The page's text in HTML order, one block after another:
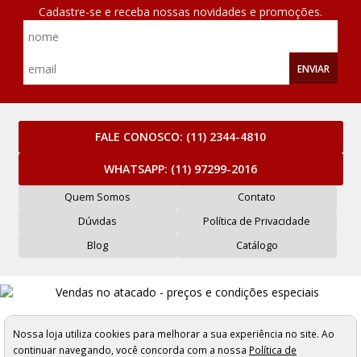
Cadastre-se e receba nossas novidades e promoções.
ENVIAR
FALE CONOSCO: (11) 2344-4810
WHATSAPP: (11) 97299-2016
Quem Somos
Contato
Dúvidas
Política de Privacidade
Blog
Catálogo
Mercantil Maluli Armarinhos e Aviamentos Ltda - CNPJ: 61.263.323/0001-62
Rua Carlos de Sousa Nazaré, 276 a 284 - São Paulo/SP - Cep: 01025-001
Os preços, quantidade em estoque e condições de pagamento
apresentados neste site não valem necessariamente para nossa loja física e
Nossa loja utiliza cookies para melhorar a sua experiência no site. Ao
continuar navegando, você concorda com a nossa Política de